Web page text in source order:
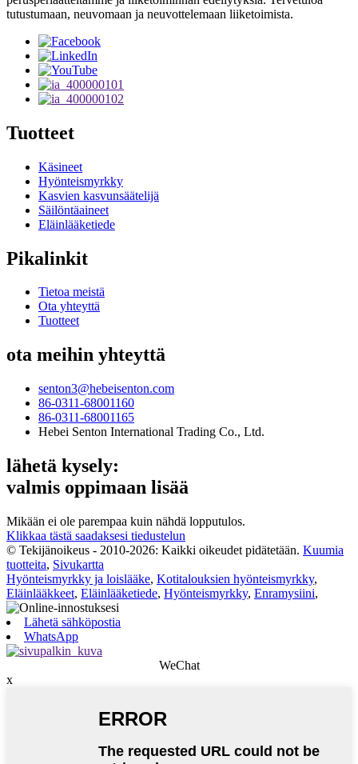
tutustumaan, neuvomaan ja neuvottelemaan liiketoimista.
Tuotteet
Käsineet
Hyönteismyrkky
Kasvien kasvunsäätelijä
Säilöntäaineet
Eläinlääketiede
Pikalinkit
Tietoa meistä
Ota yhteyttä
Tuotteet
ota meihin yhteyttä
senton3@hebeisenton.com
86-0311-68001160
86-0311-68001165
Hebei Senton International Trading Co., Ltd.
lähetä kysely:
valmis oppimaan lisää
Mikään ei ole parempaa kuin nähdä lopputulos.
Klikkaa tästä saadaksesi tiedustelun
© Tekijänoikeus - 2010-2026: Kaikki oikeudet pidätetään. Kuumia
tuotteita, Sivukartta
Hyönteismyrkky ja loislääke, Kotitalouksien hyönteismyrkky,
Eläinlääkkeet, Eläinlääketiede, Hyönteismyrkky, Enramysiini,
Lähetä sähköpostia
WhatsApp
WeChat
x